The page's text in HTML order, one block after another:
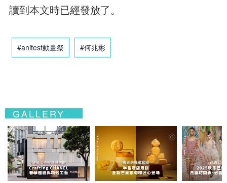
讀到本文時已經發放了。
#anifest動畫祭 #何兆彬
GALLERY